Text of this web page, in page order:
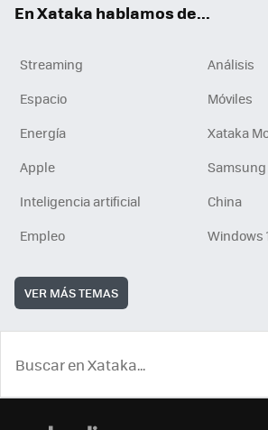
En Xataka hablamos de...
Streaming
Análisis
Espacio
Móviles
Energía
Xataka
Apple
Samsung
Inteligencia artificial
China
Empleo
Windows
VER MÁS TEMAS